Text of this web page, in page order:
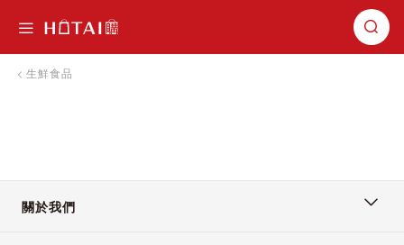
生鮮食品
關於我們